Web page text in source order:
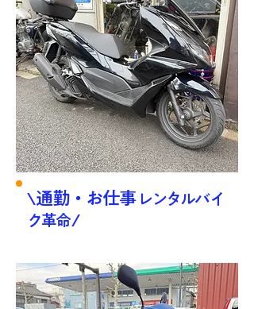
\通勤・お仕事レンタルバイ
ク革命 /